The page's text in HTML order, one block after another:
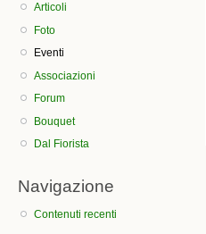
Articoli
Foto
Eventi
Associazioni
Forum
Bouquet
Dal Fiorista
Navigazione
Contenuti recenti